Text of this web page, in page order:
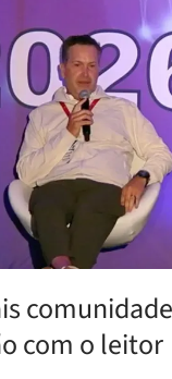
com o leitor